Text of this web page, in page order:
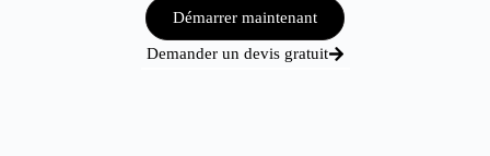
Démarrer maintenant
Demander un devis gratuit